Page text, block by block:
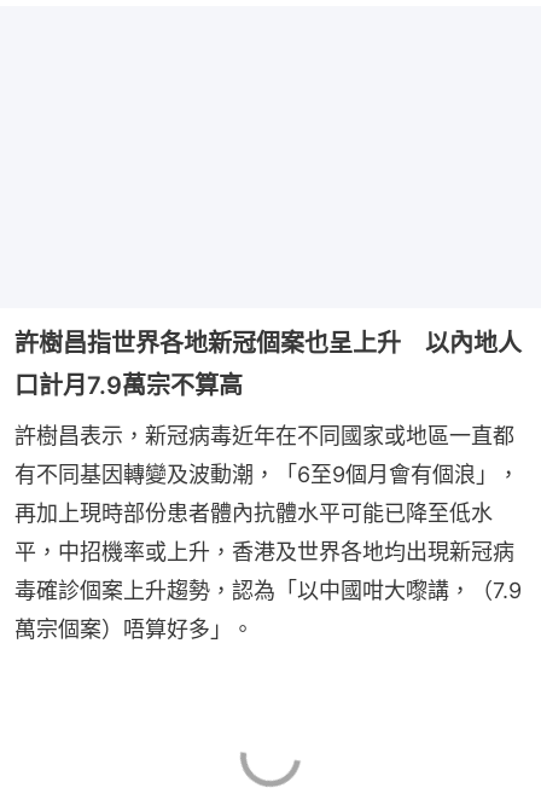
許樹昌指世界各地新冠個案也呈上升 以內地人
口計月7.9萬宗不算高
許樹昌表示，新冠病毒近年在不同國家或地區一直都
有不同基因轉變及波動潮，「6至9個月會有個浪」，
再加上現時部份患者體內抗體水平可能已降至低水
平，中招機率或上升，香港及世界各地均出現新冠病
毒確診個案上升趨勢，認為「以中國咁大嚟講，（7.9
萬宗個案）唔算好多」。